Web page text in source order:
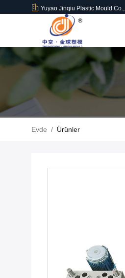
Yuyao Jinqiu Plastic Mould
Evde / Ürünler